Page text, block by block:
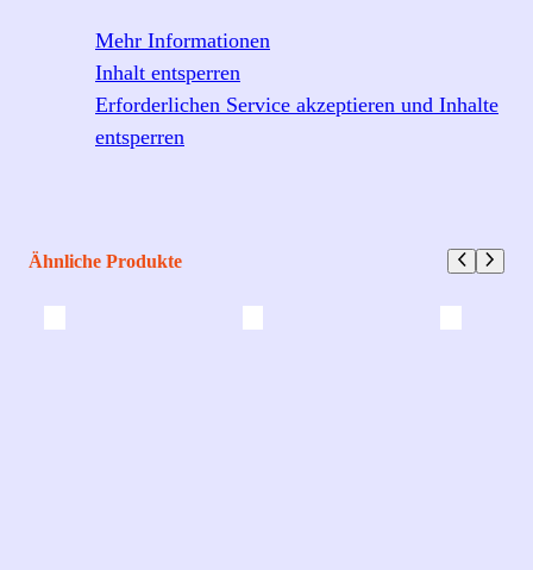
Mehr Informationen
Inhalt entsperren
Erforderlichen Service akzeptieren und Inhalte
entsperren
Ähnliche Produkte